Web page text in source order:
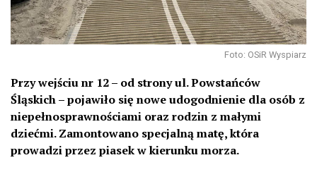
Foto: OSiR Wyspiarz
Przy wejściu nr 12 – od strony ul. Powstańców
Śląskich – pojawiło się nowe udogodnienie dla osób z
niepełnosprawnościami oraz rodzin z małymi
dziećmi. Zamontowano specjalną matę, która
prowadzi przez piasek w kierunku morza.